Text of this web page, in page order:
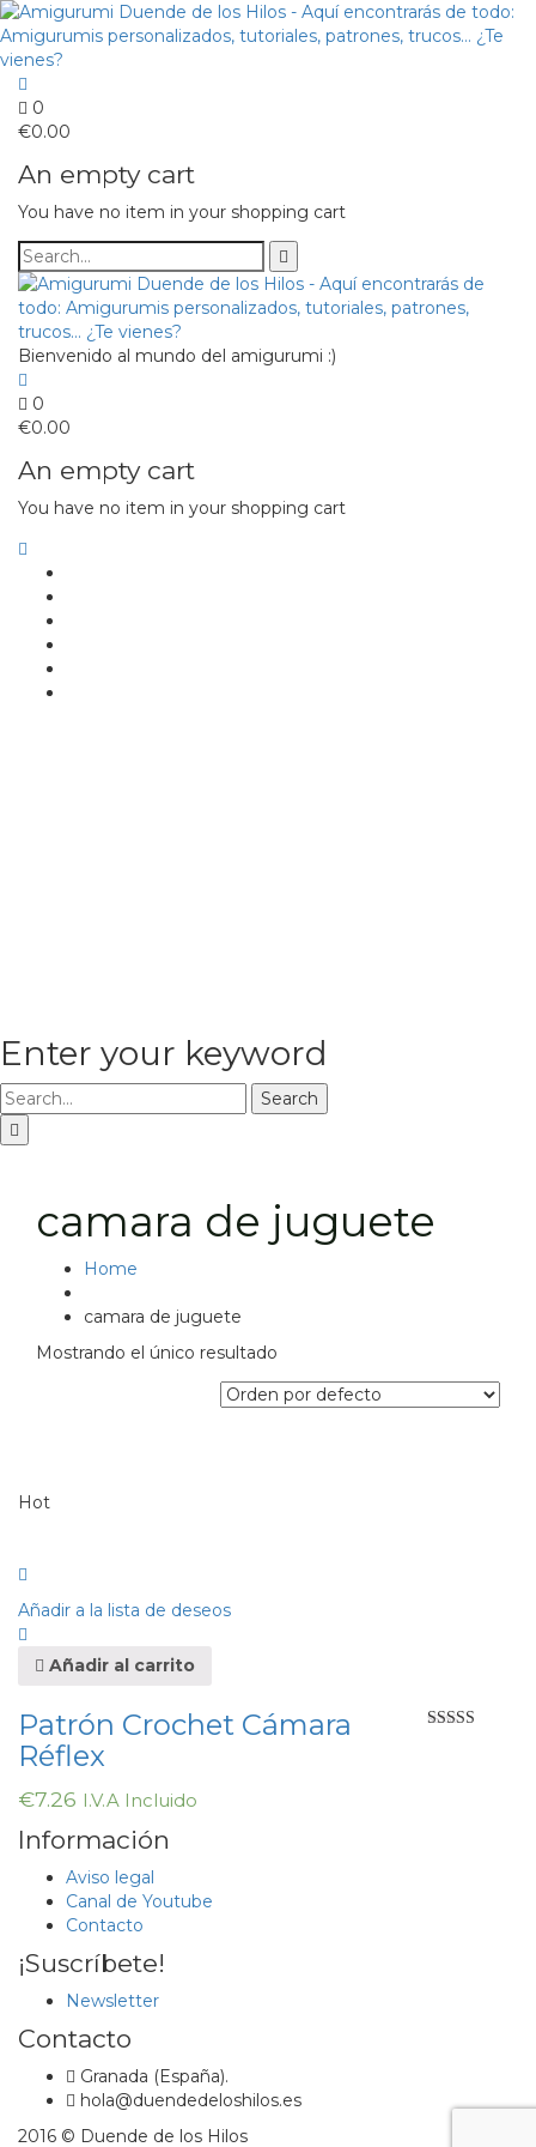
0
€0.00
An empty cart
You have no item in your shopping cart
Bienvenido al mundo del amigurumi :)
0
€0.00
An empty cart
You have no item in your shopping cart
Enter your keyword
Search
camara de juguete
Home
camara de juguete
Mostrando el único resultado
Hot
Añadir a la lista de deseos
Añadir al carrito
Patrón Crochet Cámara
Réflex
€7.26 I.V.A Incluido
Información
Aviso legal
Canal de Youtube
Contacto
¡Suscríbete!
Newsletter
Contacto
Granada (España).
hola@duendedeloshilos.es
2016 © Duende de los Hilos